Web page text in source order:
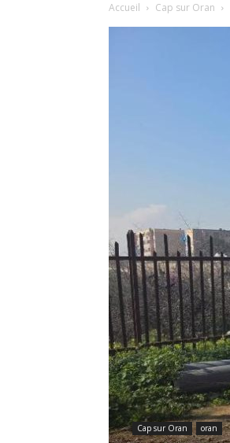
Accueil Cap sur Oran
Cap sur Oran oran